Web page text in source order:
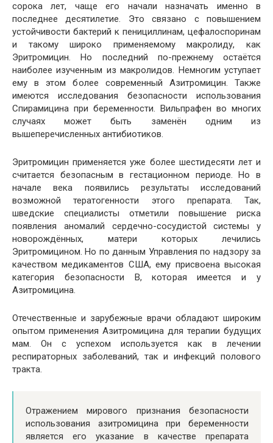
сорока лет, чаще его начали назначать именно в
последнее десятилетие. Это связано с повышением
устойчивости бактерий к пенициллинам, цефалоспоринам
и такому широко применяемому макролиду, как
Эритромицин. Но последний по-прежнему остаётся
наиболее изученным из макролидов. Немногим уступает
ему в этом более современный Азитромицин. Также
имеются исследования безопасности использования
Спирамицина при беременности. Вильпрафен во многих
случаях может быть заменён одним из
вышеперечисленных антибиотиков.
Эритромицин применяется уже более шестидесяти лет и
считается безопасным в гестационном периоде. Но в
начале века появились результаты исследований
возможной тератогенности этого препарата. Так,
шведские специалисты отметили повышение риска
появления аномалий сердечно-сосудистой системы у
новорождённых, матери которых лечились
Эритромицином. Но по данным Управления по надзору за
качеством медикаментов США, ему присвоена высокая
категория безопасности В, которая имеется и у
Азитромицина.
Отечественные и зарубежные врачи обладают широким
опытом применения Азитромицина для терапии будущих
мам. Он с успехом используется как в лечении
респираторных заболеваний, так и инфекций полового
тракта.
Отражением мирового признания безопасности
использования азитромицина при беременности
является его указание в качестве препарата